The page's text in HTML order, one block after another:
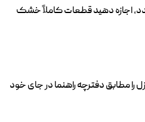
اجازه دهید قطعات کاملاً خشک
را مطابق دفترچه راهنما در جای خود